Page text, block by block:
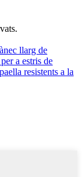
llarg de
a estris de
resistents a la